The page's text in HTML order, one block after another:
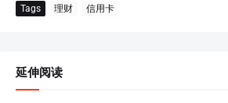
Tags 理财 信用卡
延伸阅读